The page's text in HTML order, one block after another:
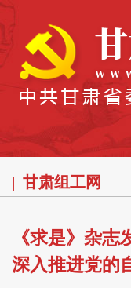
甘肃组工网
《求是》杂
深入推进党的